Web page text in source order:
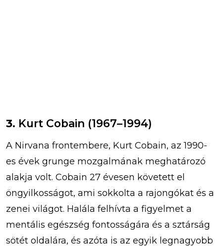
3. Kurt Cobain (1967–1994)
A Nirvana frontembere, Kurt Cobain, az 1990-
es évek grunge mozgalmának meghatározó
alakja volt. Cobain 27 évesen követett el
öngyilkosságot, ami sokkolta a rajongókat és a
zenei világot. Halála felhívta a figyelmet a
mentális egészség fontosságára és a sztárság
sötét oldalára, és azóta is az egyik legnagyobb